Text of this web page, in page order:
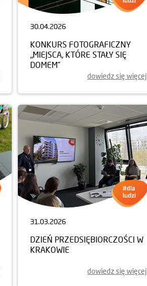
30.04.2026
KONKURS FOTOGRAFICZNY
„MIEJSCA, KTÓRE STAŁY SIĘ
DOMEM”
dowiedz się więcej
31.03.2026
DZIEŃ PRZEDSIĘBIORCZOŚCI W
KRAKOWIE
dowiedz się więcej